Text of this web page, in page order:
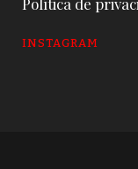
INSTAGRAM